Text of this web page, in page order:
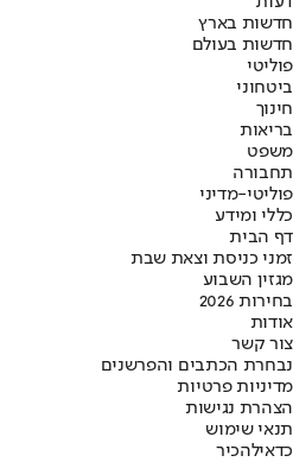
חדשות בארץ
חדשות בעולם
פוליטי
ביטחוני
חינוך
בריאות
משפט
תחבורה
פוליטי-מדיני
כללי ומידע
דף הבית
זמני כניסת וצאת שבת
מגזין השבוע
בחירות 2026
אודות
צור קשר
נבחרת הכתבים והפרשנים
מדיניות פרטיות
הצהרת נגישות
תנאי שימוש
כדאילהכיר